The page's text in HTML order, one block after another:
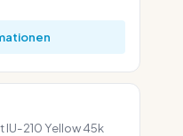
IU-210 Yellow 45k